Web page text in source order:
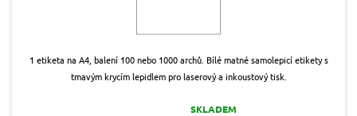
1 etiketa na A4, balení 100 nebo 1000 archů. Bílé matné samolepicí etikety s
tmavým krycím lepidlem pro laserový a inkoustový tisk.
SKLADEM